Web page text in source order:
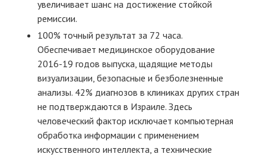
увеличивает шанс на достижение стойкой
ремиссии.
100% точный результат за 72 часа.
Обеспечивает медицинское оборудование
2016-19 годов выпуска, щадящие методы
визуализации, безопасные и безболезненные
анализы. 42% диагнозов в клиниках других стран
не подтверждаются в Израиле. Здесь
человеческий фактор исключает компьютерная
обработка информации с применением
искусственного интеллекта, а технические